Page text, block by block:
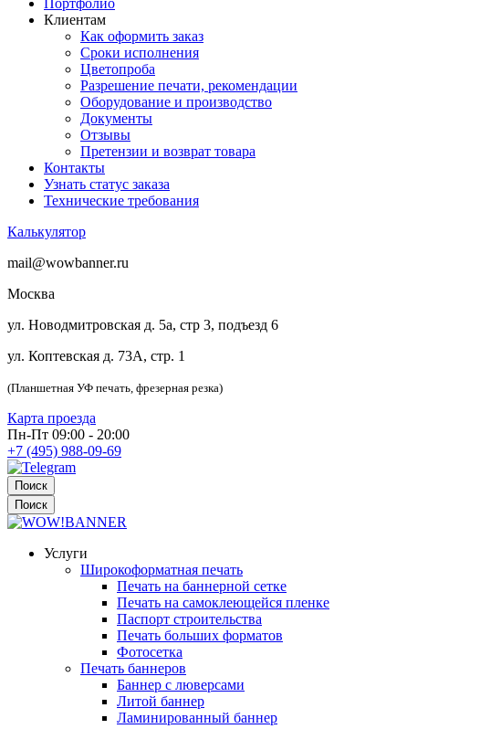
Портфолио
Клиентам
Как оформить заказ
Сроки исполнения
Цветопроба
Разрешение печати, рекомендации
Оборудование и производство
Документы
Отзывы
Претензии и возврат товара
Контакты
Узнать статус заказа
Технические требования
Калькулятор
mail@wowbanner.ru
Москва
ул. Новодмитровская д. 5а, стр 3, подъезд 6
ул. Коптевская д. 73А, стр. 1
(Планшетная УФ печать, фрезерная резка)
Карта проезда
Пн-Пт 09:00 - 20:00
+7 (495) 988-09-69
Поиск
Поиск
Услуги
Широкоформатная печать
Печать на баннерной сетке
Печать на самоклеющейся пленке
Паспорт строительства
Печать больших форматов
Фотосетка
Печать баннеров
Баннер с люверсами
Литой баннер
Ламинированный баннер